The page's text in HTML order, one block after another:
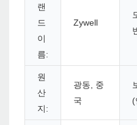
랜
드
이
름:
Zywell
원
산
지:
광동, 중
국
(